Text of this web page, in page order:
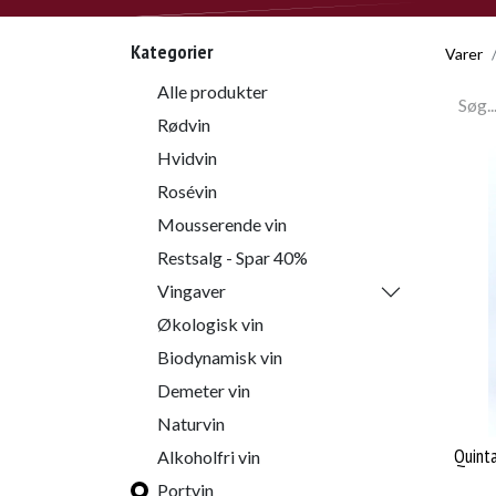
Kategorier
Alle produkter
Rødvin
Hvidvin
Rosévin
Mousserende vin
Restsalg - Spar 40%
Vingaver
Økologisk vin
Biodynamisk vin
Demeter vin
Naturvin
Alkoholfri vin
Portvin
Varer